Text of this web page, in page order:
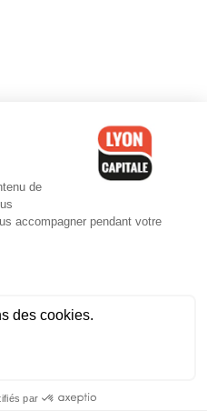
-CGV-Politique de